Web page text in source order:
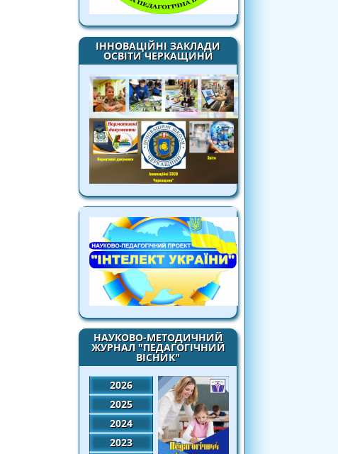
ІННОВАЦІЙНІ ЗАКЛАДИ
ОСВІТИ ЧЕРКАЩИНИ
НАУКОВО-МЕТОДИЧНИЙ
ЖУРНАЛ "ПЕДАГОГІЧНИЙ
ВІСНИК"
2026
2025
2024
2023